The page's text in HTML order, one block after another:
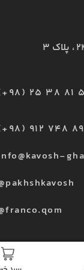
25 38 81
912 748